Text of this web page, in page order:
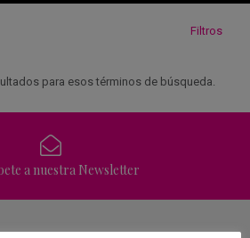
Filtros
para esos términos de búsqueda.
a nuestra Newsletter